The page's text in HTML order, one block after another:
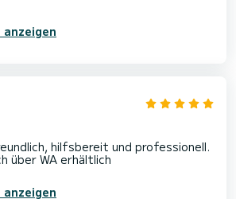
hilfsbereit und professionell.